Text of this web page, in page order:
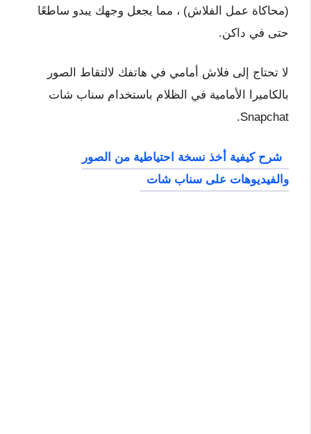
(محاكاة عمل الفلاش) ، مما يجعل وجهك يبدو ساطعًا
حتى في داكن.
لا تحتاج إلى فلاش أمامي في هاتفك لالتقاط الصور
بالكاميرا الأمامية في الظلام باستخدام سناب شات
Snapchat.
شرح كيفية أخذ نسخة احتياطية من الصور
والفيديوهات على سناب شات